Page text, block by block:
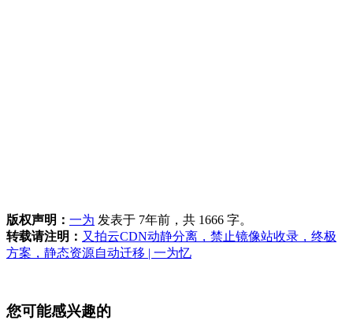
版权声明： 一为 发表于 7年前，共 1666 字。
转载请注明： 又拍云CDN动静分离，禁止镜像站收录，终极
方案，静态资源自动迁移 | 一为忆
您可能感兴趣的